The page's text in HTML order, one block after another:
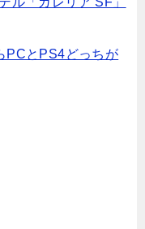
PCとPS4どっちが